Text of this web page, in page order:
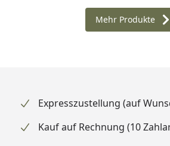
Mehr Produkte
Expresszustellung (auf
Kauf auf Rechnung (10